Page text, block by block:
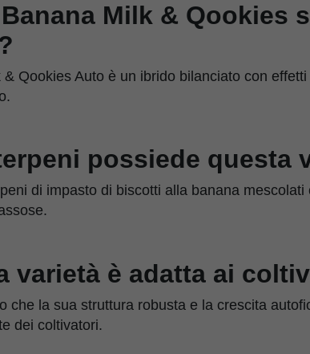
Milk & Qookies
& Qookies Auto è un ibrido bilanciato con
possiede questa
di impasto di biscotti alla banana
varietà è adatta ai
che la sua struttura robusta e la crescita
dei coltivatori.